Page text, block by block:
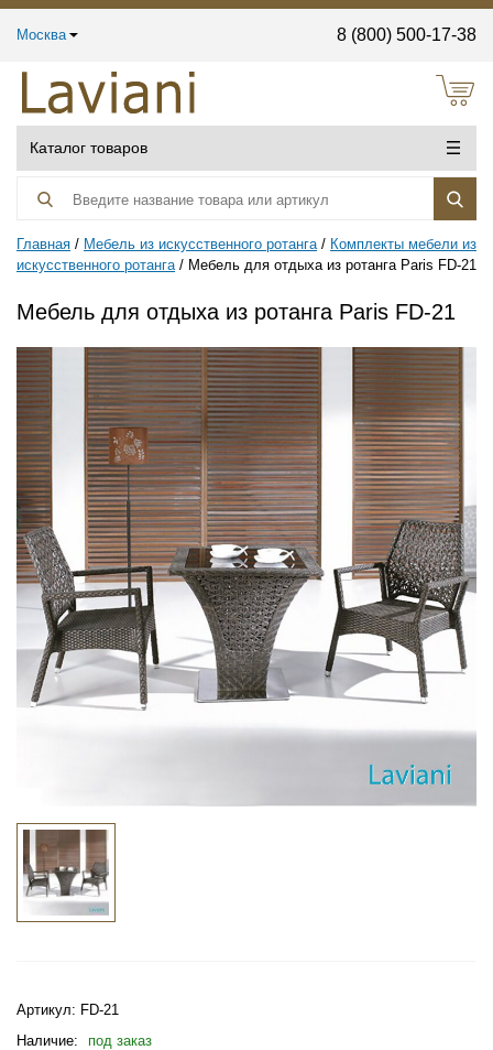
Москва 8 (800) 500-17-38
Каталог товаров
Главная Мебель из искусственного ротанга
Комплекты мебели из
искусственного ротанга
Мебель для отдыха из ротанга Paris FD-21
Мебель для отдыха из ротанга Paris FD-21
Артикул: FD-21
Наличие:
под заказ